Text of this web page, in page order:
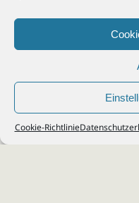
Cookie-Richtlinie
© 2026Steuerberater Kempf,